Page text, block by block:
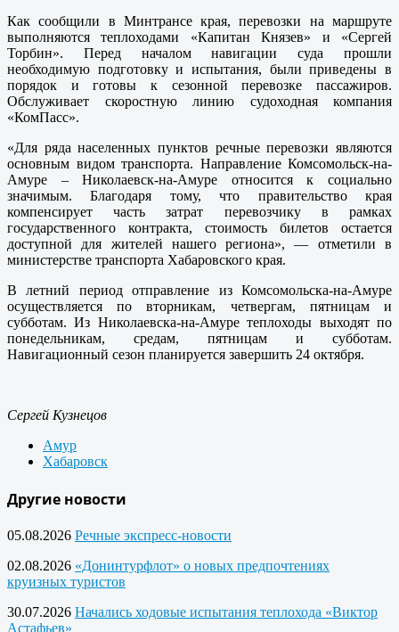
Как сообщили в Минтрансе края, перевозки на маршруте
выполняются теплоходами «Капитан Князев» и «Сергей
Торбин». Перед началом навигации суда прошли
необходимую подготовку и испытания, были приведены в
порядок и готовы к сезонной перевозке пассажиров.
Обслуживает скоростную линию судоходная компания
«КомПасс».
«Для ряда населенных пунктов речные перевозки являются
основным видом транспорта. Направление Комсомольск-на-
Амуре – Николаевск-на-Амуре относится к социально
значимым. Благодаря тому, что правительство края
компенсирует часть затрат перевозчику в рамках
государственного контракта, стоимость билетов остается
доступной для жителей нашего региона», — отметили в
министерстве транспорта Хабаровского края.
В летний период отправление из Комсомольска-на-Амуре
осуществляется по вторникам, четвергам, пятницам и
субботам. Из Николаевска-на-Амуре теплоходы выходят по
понедельникам, средам, пятницам и субботам.
Навигационный сезон планируется завершить 24 октября.
Сергей Кузнецов
Амур
Хабаровск
Другие новости
05.08.2026 Речные экспресс-новости
02.08.2026 «Донинтурфлот» о новых предпочтениях
круизных туристов
30.07.2026 Начались ходовые испытания теплохода «Виктор
Астафьев»